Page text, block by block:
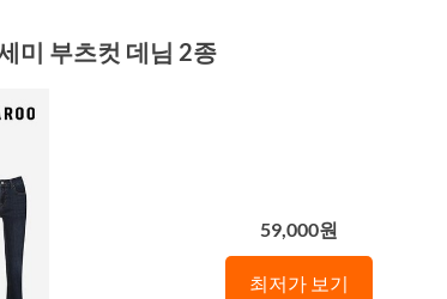
미 부츠컷 데님 2종
59,000원
최저가 보기